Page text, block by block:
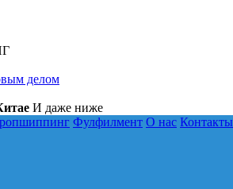
делом
И даже ниже
Фулфилмент О нас Контакты